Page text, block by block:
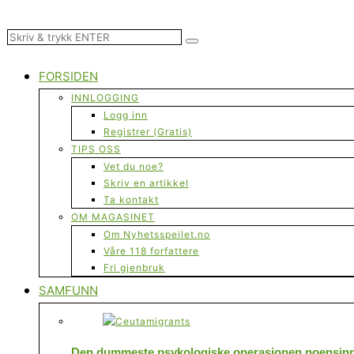
FORSIDEN
INNLOGGING
Logg inn
Registrer (Gratis)
TIPS OSS
Vet du noe?
Skriv en artikkel
Ta kontakt
OM MAGASINET
Om Nyhetsspeilet.no
Våre 118 forfattere
Fri gjenbruk
SAMFUNN